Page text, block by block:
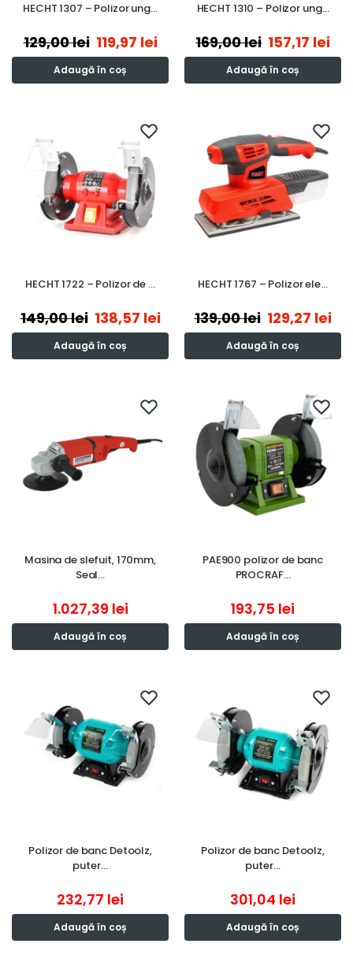
HECHT 1307 – Polizor ung…
129,00lei 119,97 lei
Adaugă în coș
HECHT 1310 – Polizor ung…
169,00lei 157,17 lei
Adaugă în coș
HECHT 1722 – Polizor de …
149,00lei 138,57 lei
Adaugă în coș
HECHT 1767 – Polizor ele…
139,00lei 129,27 lei
Adaugă în coș
Masina de slefuit, 170mm,
Seal…
1.027,39 lei
Adaugă în coș
PAE900 polizor de banc
PROCRAF…
193,75 lei
Adaugă în coș
Polizor de banc Detoolz,
puter…
232,77 lei
Adaugă în coș
Polizor de banc Detoolz,
puter…
301,04 lei
Adaugă în coș